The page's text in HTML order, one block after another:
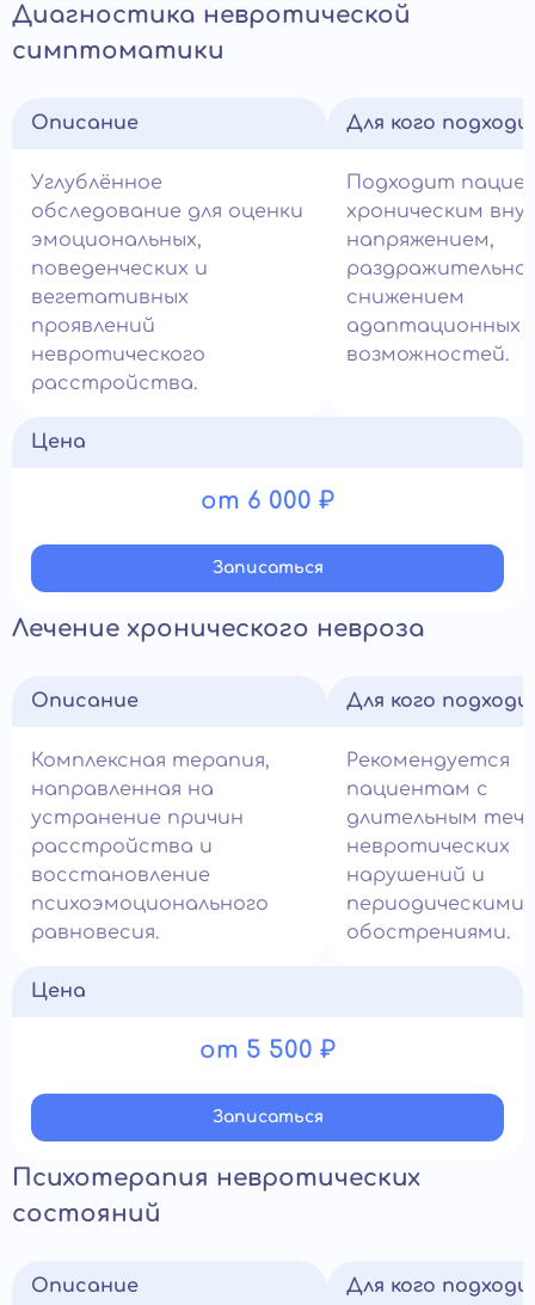
Диагностика невротической
симптоматики
Описание
Углублённое
обследование для оценки
эмоциональных,
поведенческих и
вегетативных
проявлений
невротического
расстройства.
Для кого
Подходит
хроническим
напряжением,
снижением
адаптационных
возможностей.
Цена
от 6 000 ₽
Записатьcя
Лечение хронического невроза
Описание
Комплексная терапия,
направленная на
устранение причин
расстройства и
восстановление
психоэмоционального
равновесия.
Для кого
Рекомендуется
пациентам с
длительным
невротических
нарушений и
периодическими
обострениями.
Цена
от 5 500 ₽
Записатьcя
Психотерапия невротических
состояний
Описание Для кого